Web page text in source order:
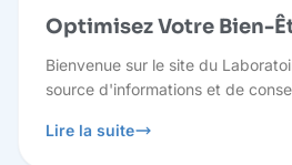
Optimisez Votre Bien-
Bienvenue sur le site du
source d'informations et de
des questions, c'est pourquoi
Lire la suite